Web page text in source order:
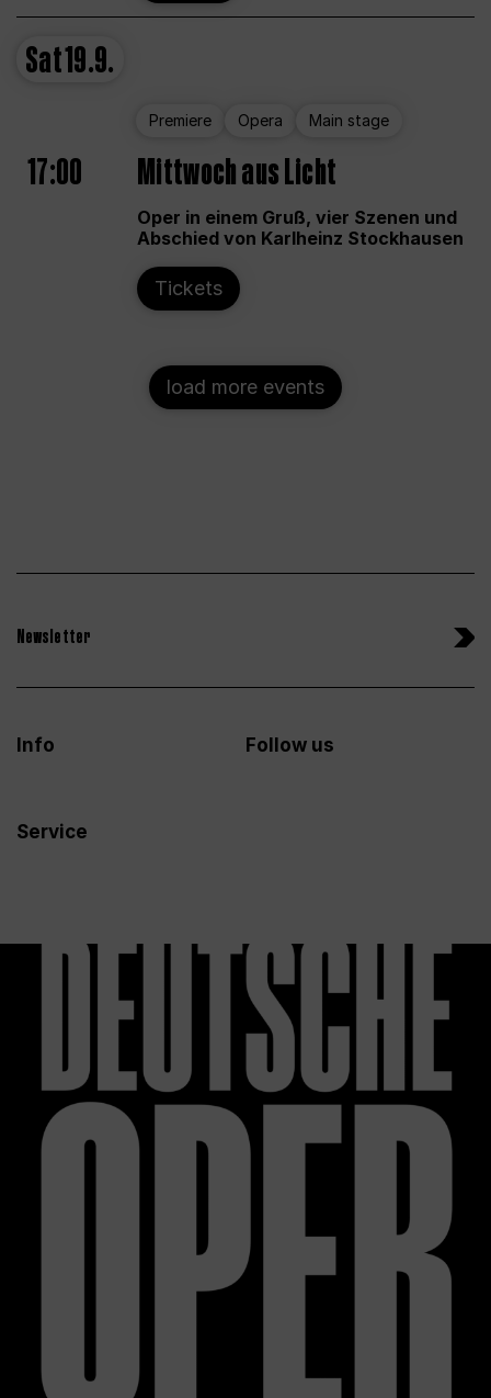
Sat19.9.
Premiere Opera Main stage
17:00 Mittwoch aus Licht
Oper in einem Gruß, vier Szenen und
Abschied von Karlheinz Stockhausen
Tickets
load more events
Newsletter
Info
Service
Follow us